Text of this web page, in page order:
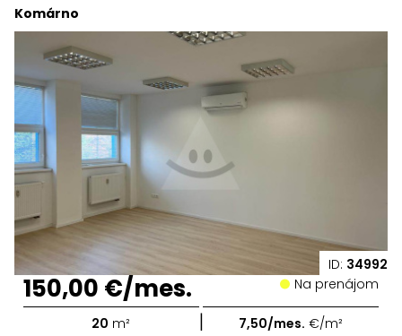
ID: 34992
Komárno
150,00 €/mes. Na prenájom
20 m² | 7,50/mes. €/m²